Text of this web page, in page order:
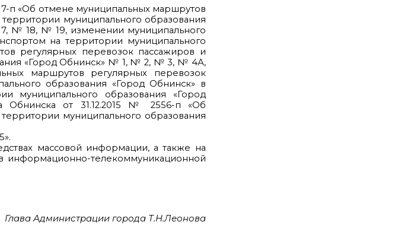
п «Об отмене муниципальных маршрутов
муниципального образования
18, № 19, изменении муниципального
на территории муниципального
регулярных перевозок пассажиров и
«Город Обнинск» № 1, № 2, № 3, № 4А,
маршрутов регулярных перевозок
образования «Город Обнинск» в
муниципального образования «Город
Обнинска от 31.12.2015 № 2556-п «Об
муниципального образования
массовой информации, а также на
телекоммуникационной
Глава Администрации города Т.Н.Леонова